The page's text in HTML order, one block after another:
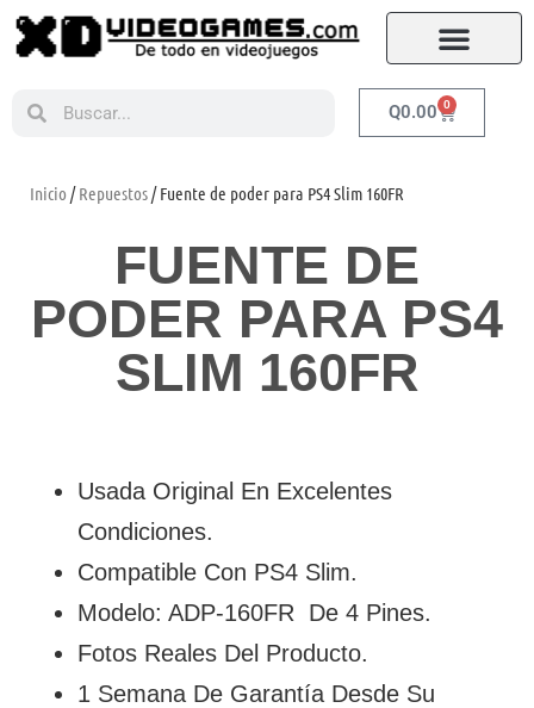
Q0.00 0
Inicio /Repuestos/ Fuente de poder para PS4 Slim 160FR
FUENTE DE
PODER PARA PS4
SLIM 160FR
Usada Original En Excelentes
Condiciones.
Compatible Con PS4 Slim.
Modelo: ADP-160FR De 4 Pines.
Fotos Reales Del Producto.
1 Semana De Garantía Desde Su